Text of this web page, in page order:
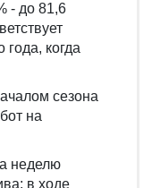
- до 81,6
когда
сезона
на
неделю
в ходе